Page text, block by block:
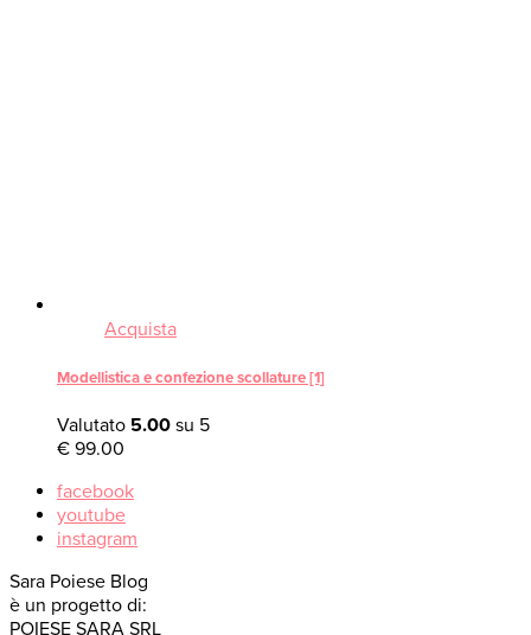
Acquista
Modellistica e confezione scollature [1]
Valutato 5.00 su 5
€ 99.00
facebook
youtube
instagram
Sara Poiese Blog
è un progetto di:
POIESE SARA SRL